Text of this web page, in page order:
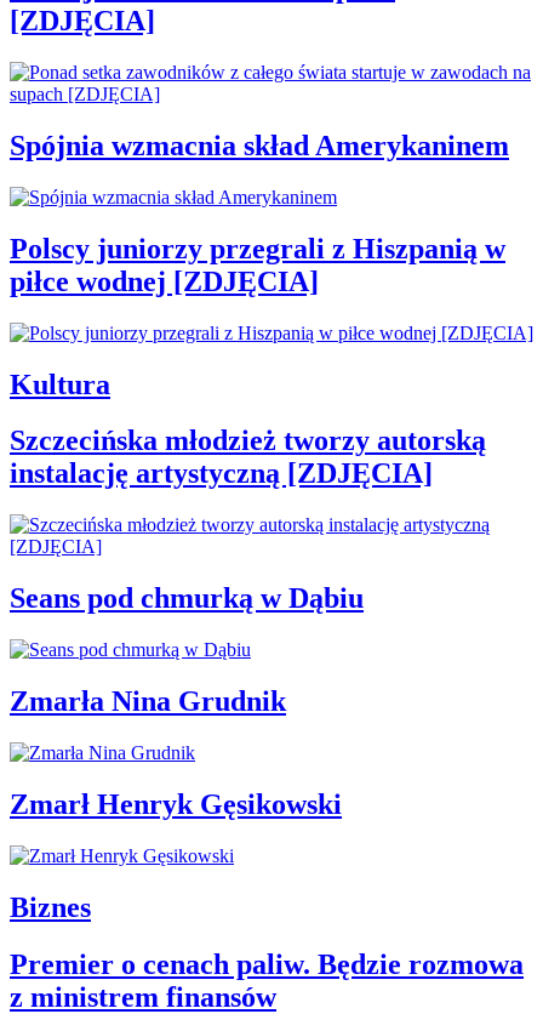
[ZDJĘCIA]
Spójnia wzmacnia skład Amerykaninem
Polscy juniorzy przegrali z Hiszpanią w
piłce wodnej [ZDJĘCIA]
Kultura
Szczecińska młodzież tworzy autorską
instalację artystyczną [ZDJĘCIA]
Seans pod chmurką w Dąbiu
Zmarła Nina Grudnik
Zmarł Henryk Gęsikowski
Biznes
Premier o cenach paliw. Będzie rozmowa
z ministrem finansów